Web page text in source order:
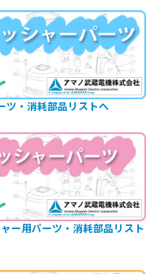
・消耗部品リストへ
ー用パーツ・消耗部品リスト